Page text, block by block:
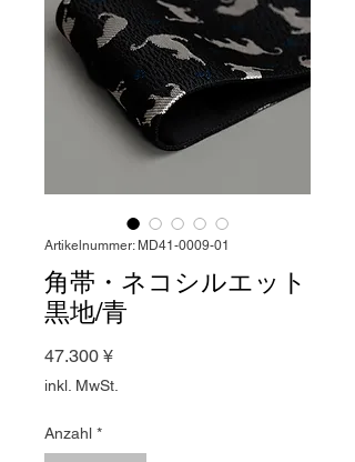
Artikelnummer: MD41-0009-01
角帯・ネコシルエット
黒地/青
47.300 ¥Preis
inkl. MwSt.
Anzahl *